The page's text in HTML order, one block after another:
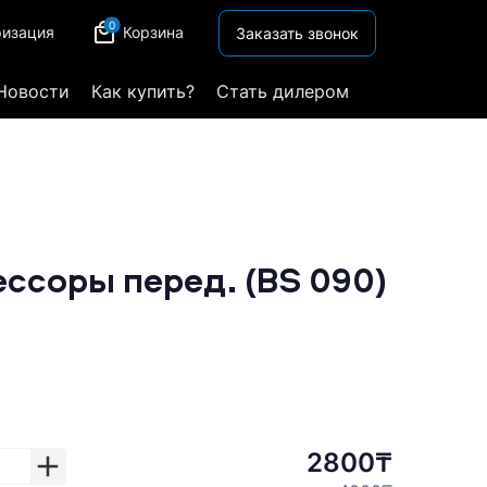
0 Корзина Заказать звонок
Как купить? Стать дилером
перед. (BS 090)
2800₸